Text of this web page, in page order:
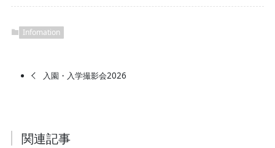
Infomation
入園・入学撮影会2026
関連記事